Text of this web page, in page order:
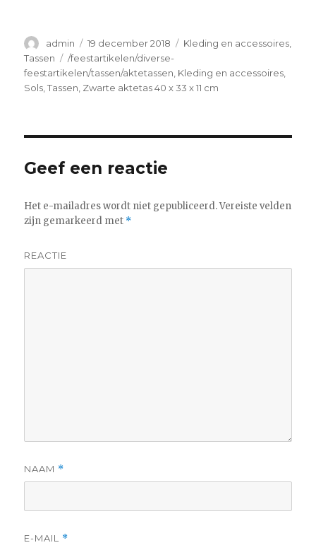
Auteur
admin
Geplaatst
op
19 december 2018 Categorieën
Kleding en accessoires,
Tassen
Tags
/feestartikelen/diverse-
feestartikelen/tassen/aktetassen, Kleding en accessoires,
Sols,Tassen, Zwarte aktetas 40 x 33 x 11 cm
Geef een reactie
Het e-mailadres wordt niet gepubliceerd.Vereiste velden
zijn gemarkeerd met *
REACTIE
NAAM *
E-MAIL *